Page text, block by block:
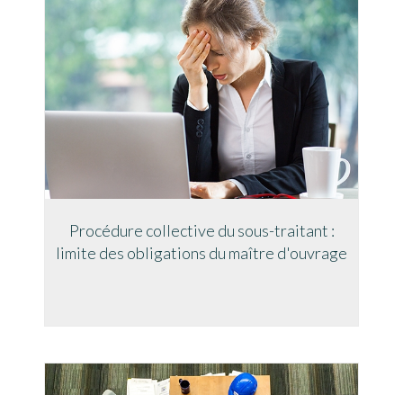
Procédure collective du sous-traitant :
limite des obligations du maître d'ouvrage